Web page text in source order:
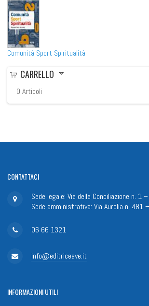
Comunità Sport Spiritualità
CARRELLO
0 Articoli
CONTATTACI
Sede legale: Via della Conciliazione n. 1
Sede amministrativa: Via Aurelia n. 481
06 66 1321
info@editriceave.it
INFORMAZIONIUTILI